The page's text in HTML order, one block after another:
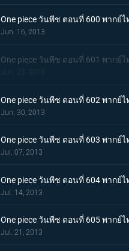
One piece วันพีช ตอนที่ 600 พากย์
Jun. 16, 2013
One piece วันพีช ตอนที่ 601 พาก
Jun. 23, 2013
One piece วันพีช ตอนที่ 602 พาก
Jun. 30, 2013
One piece วันพีช ตอนที่ 603 พาก
Jul. 07, 2013
One piece วันพีช ตอนที่ 604 พากย์
Jul. 14, 2013
One piece วันพีช ตอนที่ 605 พากย์
Jul. 21, 2013